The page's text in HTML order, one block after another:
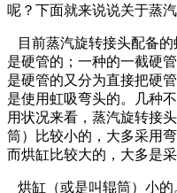
呢？下面就来说说关于蒸
目前蒸汽旋转接头配备
是硬管的；一种的一截硬
是硬管的又分为直接把硬
是使用虹吸弯头的。几种
用状况来看，蒸汽旋转接
筒）比较小的，大多采用
而烘缸比较大的，大多是
烘缸（或是叫辊筒）小